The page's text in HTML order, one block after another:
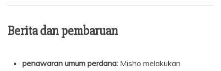
Berita dan pembaruan
penawaran umum perdana: Misho melakukan